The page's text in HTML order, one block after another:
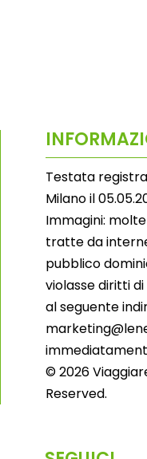
Testata
Milano il
Immagini:
tratte da
pubblico
violasse diritti
al seguente
© 2026
Reserved.